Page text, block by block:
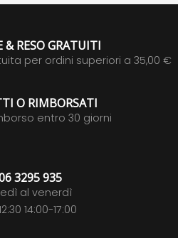
& RESO GRATUITI
per ordini superiori a 35,00 €
O RIMBORSATI
entro 30 giorni
3295 935
al venerdì
14:00-17:00